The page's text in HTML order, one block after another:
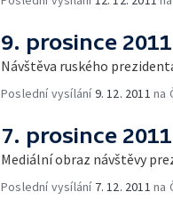
9. prosince 2011
Návštěva ruského
Poslední vysílání9. 12. 2011 na
7. prosince 2011
Mediální obraz návštěvy
Poslední vysílání 7. 12. 2011 na